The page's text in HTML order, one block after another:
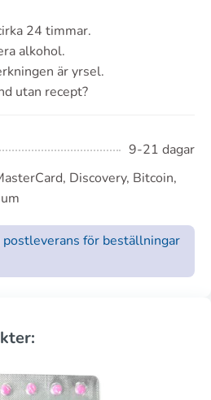
24 timmar.
alkohol.
är yrsel.
utan recept?
9-21 dagar
Discovery, Bitcoin,
för beställningar